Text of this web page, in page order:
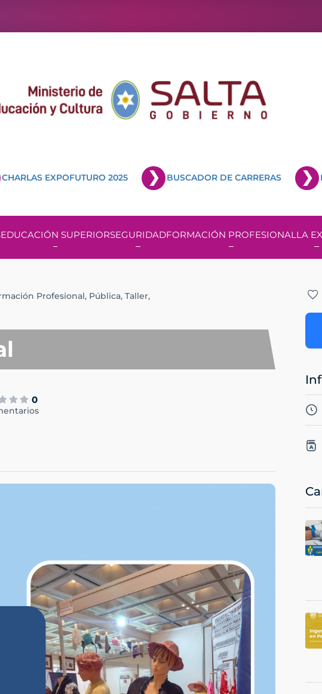
CHARLAS EXPOFUTURO 2025 BUSCADOR DE CARRERAS
EDUCACIÓN SUPERIORSEGURIDADFORMACIÓN PROFESIONALLA
Profesional, Pública, Taller,
0